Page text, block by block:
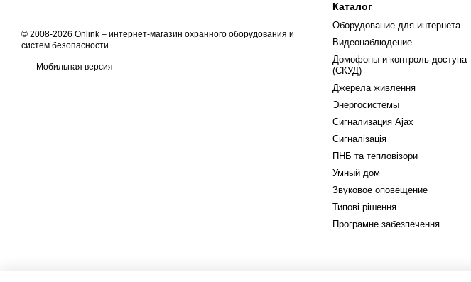
© 2008-2026 Onlink – интернет-магазин охранного оборудования и
систем безопасности.
Мобильная версия
Каталог
Оборудование для интернета
Видеонаблюдение
Домофоны и контроль доступа
(СКУД)
Джерела живлення
Энергосистемы
Сигнализация Ajax
Сигналізація
ПНБ та тепловізори
Умный дом
Звуковое оповещение
Типові рішення
Програмне забезпечення